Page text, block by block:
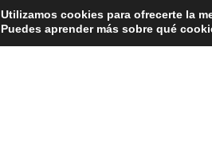
Utilizamos cookies para ofrecerte la
Puedes aprender más sobre qué